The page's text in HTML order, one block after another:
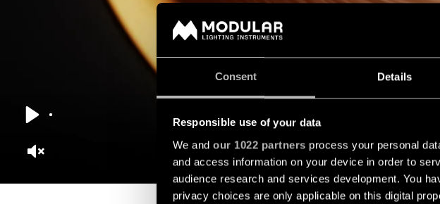
Consent Details
Responsible use of your data
We and our 1022 partners process your personal
and access information on your device in order to
audience research and services development. You
privacy choices are only applicable on this digital